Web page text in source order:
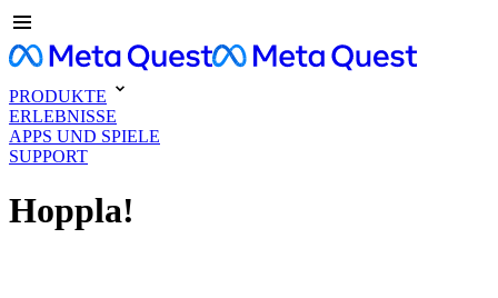
PRODUKTE
ERLEBNISSE
APPS UND SPIELE
SUPPORT
Hoppla!